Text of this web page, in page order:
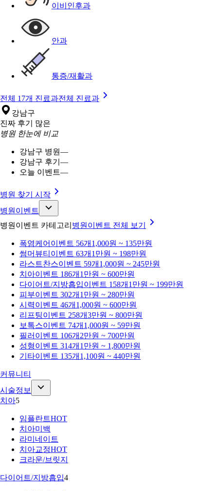
이비인후과
안과
통증/재활과
전체 17개 진료과전체 진료과
강남구
진짜 후기 많은
병원 한눈에 비교
강남구 병원—
강남구 후기 —
오늘 이벤트—
병원 찾기 시작
병원이벤트
병원이벤트 카테고리 병원이벤트 전체 보기
폭염케어 이벤트 56개 1,000원 ~ 135만원
썸머뷰티 이벤트 63개 1만원 ~ 198만원
라스트찬스이벤트 59개 1,000원 ~ 245만원
치아이벤트 186개 1만원 ~ 600만원
다이어트/지방흡입이벤트 158개 1만원 ~ 199만원
피부이벤트 302개 1만원 ~ 280만원
시력이벤트 46개 1,000원 ~ 600만원
리프팅이벤트 258개3만원 ~ 800만원
보톡스이벤트 74개 1,000원 ~ 59만원
필러 이벤트 106개 2만원 ~ 700만원
성형이벤트 314개 1만원 ~ 1,800만원
기타이벤트 135개 1,100원 ~ 440만원
커뮤니티
시술정보
치아5
임플란트HOT
치아미백
라미네이트
치아교정HOT
크라운/브릿지
다이어트/지방흡입4